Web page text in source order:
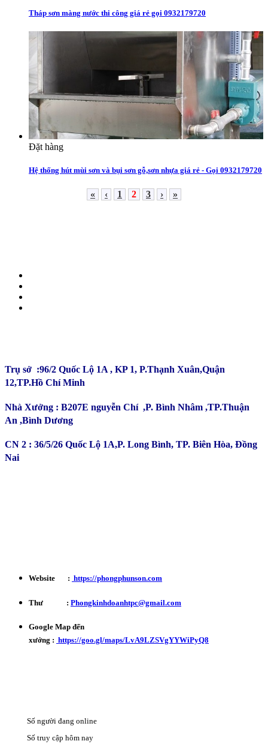
Tháp sơn màng nước thi công giá rẻ gọi 0932179720
Đặt hàng
Hệ thống hút mùi sơn và bụi sơn gỗ,sơn nhựa giá rẻ - Gọi 0932179720
« ‹ 1 2 3 › »
Trụ sở :96/2 Quốc Lộ 1A , KP 1, P.Thạnh Xuân,Quận
12,TP.Hồ Chí Minh
Nhà Xưởng : B207E nguyễn Chí ,P. Bình Nhâm ,TP.Thuận
An ,Bình Dương
CN 2 : 36/5/26 Quốc Lộ 1A,P. Long Bình, TP. Biên Hòa, Đồng
Nai
Website : https://phongphunson.com
Thư : Phongkinhdoanhtpc@gmail.com
Google Map đến
xưởng : https://goo.gl/maps/LvA9LZSVgYYWiPyQ8
Số người đang online
Số truy cập hôm nay